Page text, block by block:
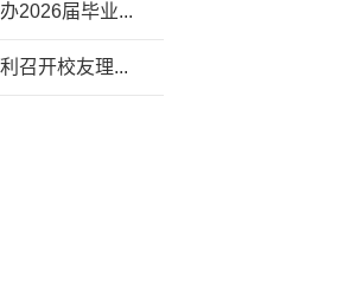
2026届毕业...
召开校友理...